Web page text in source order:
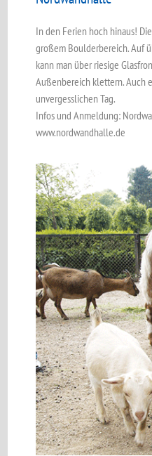
In den Ferien hoch hinaus!
großem Boulderbereich. Auf
kann man über riesige
Außenbereich klettern. Auch
unvergesslichen Tag.
Infos und Anmeldung:
www.nordwandhalle.de